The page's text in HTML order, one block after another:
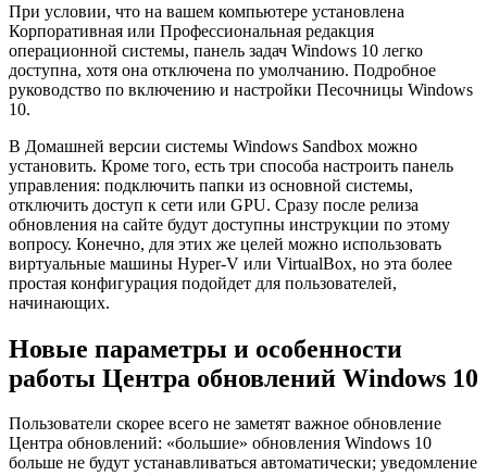
При условии, что на вашем компьютере установлена
Корпоративная или Профессиональная редакция
операционной системы, панель задач Windows 10 легко
доступна, хотя она отключена по умолчанию. Подробное
руководство по включению и настройки Песочницы Windows
10.
В Домашней версии системы Windows Sandbox можно
установить. Кроме того, есть три способа настроить панель
управления: подключить папки из основной системы,
отключить доступ к сети или GPU. Сразу после релиза
обновления на сайте будут доступны инструкции по этому
вопросу. Конечно, для этих же целей можно использовать
виртуальные машины Hyper-V или VirtualBox, но эта более
простая конфигурация подойдет для пользователей,
начинающих.
Новые параметры и особенности
работы Центра обновлений Windows 10
Пользователи скорее всего не заметят важное обновление
Центра обновлений: «большие» обновления Windows 10
больше не будут устанавливаться автоматически; уведомление